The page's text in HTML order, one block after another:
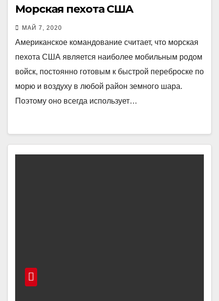
Морская пехота США
МАЙ 7, 2020
Американское командование считает, что морская
пехота США является наиболее мобильным родом
войск, постоянно готовым к быстрой переброске по
морю и воздуху в любой район земного шара.
Поэтому оно всегда использует…